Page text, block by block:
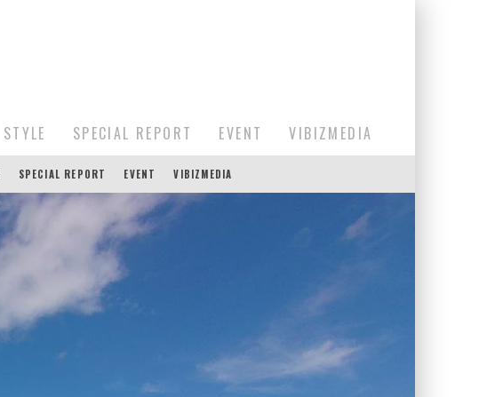
STYLE SPECIAL REPORT EVENT VIBIZMEDIA
SPECIAL REPORT EVENT VIBIZMEDIA